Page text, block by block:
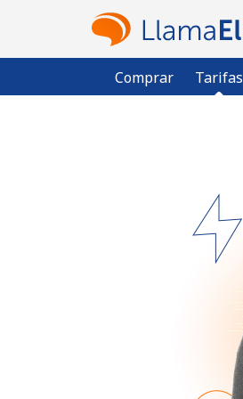
Comprar Tarifas